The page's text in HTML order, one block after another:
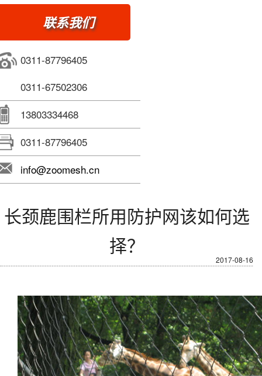
联系我们
0311-87796405
0311-67502306
13803334468
0311-87796405
info@zoomesh.cn
长颈鹿围栏所用防护网该如何选
择？
2017-08-16